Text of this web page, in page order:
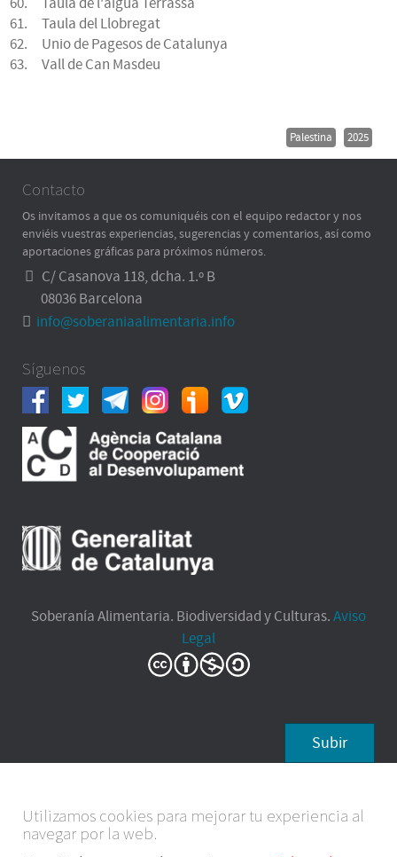
Taula del Llobregat
Unio de Pagesos de Catalunya
Vall de Can Masdeu
Palestina 2025
Contacto
Os invitamos a que os comuniquéis con el equipo redactor y nos
enviéis vuestras experiencias, sugerencias y comentarios, así como
aportaciones gráficas para próximos números.
C/ Casanova 118, dcha. 1.º B
08036 Barcelona
info@soberaniaalimentaria.info
Síguenos
Soberanía Alimentaria. Biodiversidad y Culturas.Aviso
Legal
Subir
Utilizamos cookies para mejorar tu experiencia al
navegar por la web.